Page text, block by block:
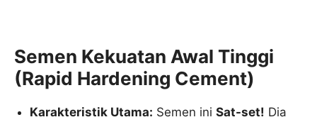
Semen Kekuatan Awal Tinggi
(Rapid Hardening Cement)
Karakteristik Utama: Semen iniSat-set! Dia